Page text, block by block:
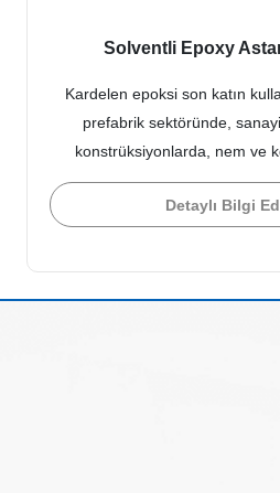
Solventli Epoxy Astar
Kardelen epoksi son katın
prefabrik sektöründe,
konstrüksiyonlarda, nem ve
Detaylı Bilgi